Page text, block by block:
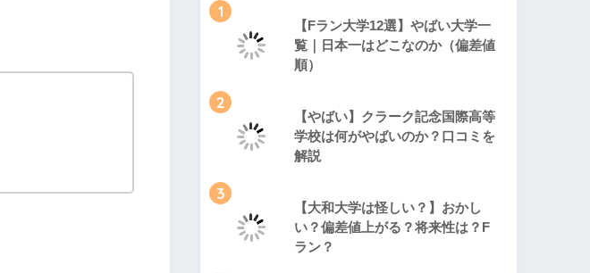
1
【Fラン大学12選】やばい大学一
覧｜日本一はどこなのか（偏差値
順）
2
【やばい】クラーク記念国際高等
学校は何がやばいのか？口コミを
解説
3
【大和大学は怪しい？】おかし
い？偏差値上がる？将来性は？F
ラン？